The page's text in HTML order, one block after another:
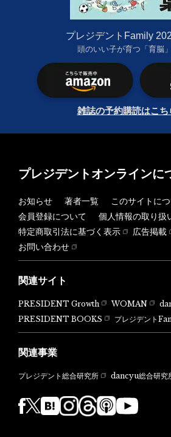
プレジデントFamily
頭のいい子が育つ「育脳
雑誌の予約購読はこち
プレジデントオンラインに
お知らせ 著者一覧
このサイトに
会員登録について
個人情報の取り扱
特定商取引法に基づく表示
広告掲載
お問い合わせ
関連サイト
PRESIDENT Growth WOMAN
PRESIDENT BOOKS
プレジデント
関連事業
プレジデント総合研究所 dancyu総合研究